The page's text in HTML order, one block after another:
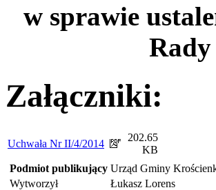
w sprawie
Załączniki:
Uchwała Nr II/4/2014
202.65
KB
Podmiot publikujący Urząd Gminy
Wytworzył
Łukasz Lorens